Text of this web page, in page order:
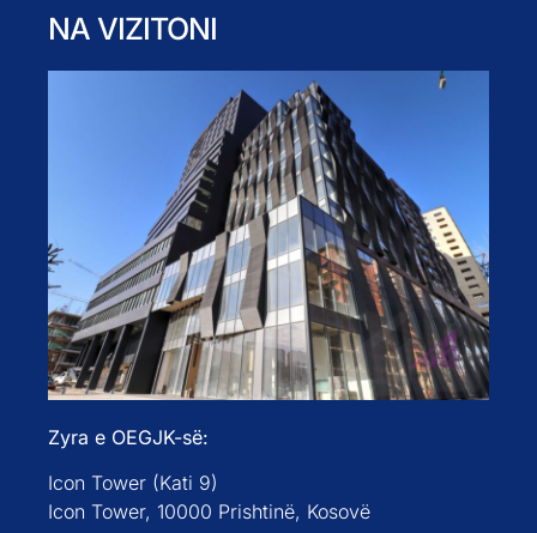
NA VIZITONI
Zyra e OEGJK-së:
Icon Tower (Kati 9)
Icon Tower, 10000 Prishtinë, Kosovë